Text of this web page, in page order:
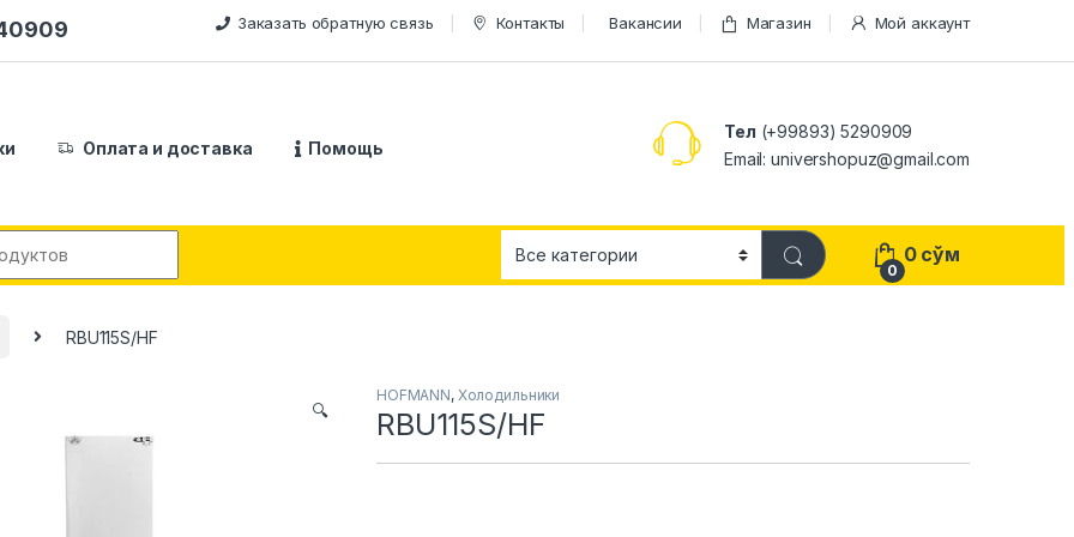
Заказать обратную связь Контакты Вакансии Магазин Мой аккаунт
Оплата и доставка Помощь
Тел (+99893) 5290909
Email: univershopuz@gmail.com
0
0 сўм
RBU115S/HF
🔍
HOFMANN, Холодильники
RBU115S/HF